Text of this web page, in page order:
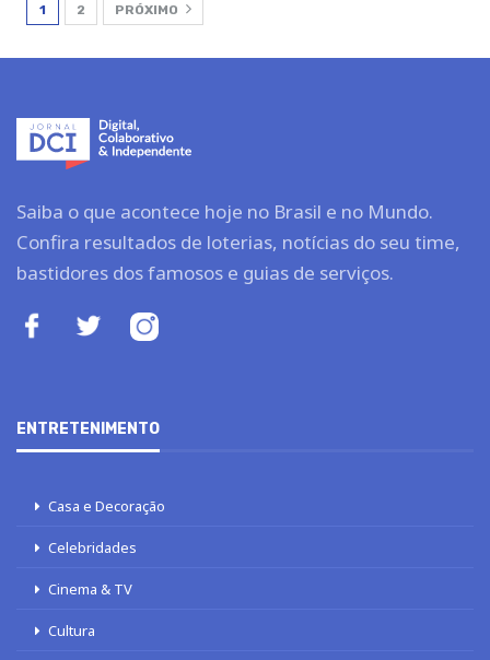
1 2 PRÓXIMO
Saiba o que acontece hoje no Brasil e no Mundo.
Confira resultados de loterias, notícias do seu time,
bastidores dos famosos e guias de serviços.
ENTRETENIMENTO
Casa e Decoração
Celebridades
Cinema & TV
Cultura